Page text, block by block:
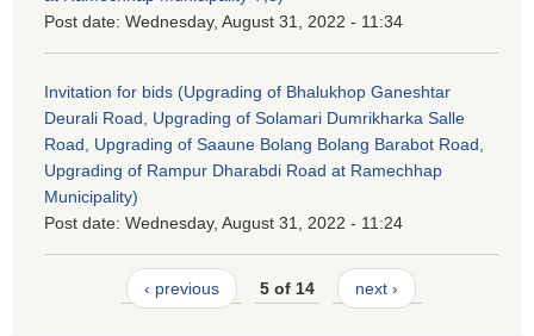
Post date: Wednesday, August 31, 2022 - 11:34
Invitation for bids (Upgrading of Bhalukhop Ganeshtar
Deurali Road, Upgrading of Solamari Dumrikharka Salle
Road, Upgrading of Saaune Bolang Bolang Barabot Road,
Upgrading of Rampur Dharabdi Road at Ramechhap
Municipality)
Post date: Wednesday, August 31, 2022 - 11:24
‹ previous 5 of 14 next ›